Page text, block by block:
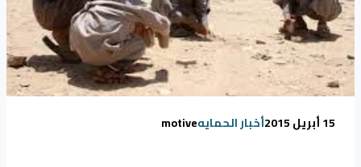
15 أبريل 2015 أخبار الحمايهmotive